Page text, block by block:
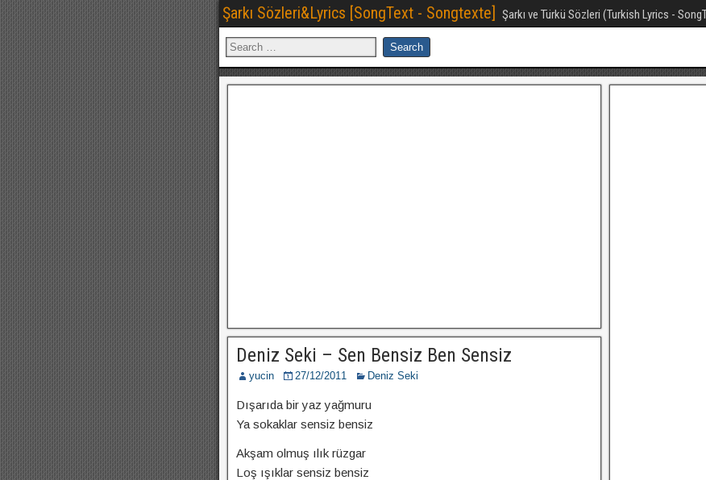
Şarkı Sözleri&Lyrics [SongText - Songtexte] Şarkı ve Türkü Sözleri (Turkish Lyrics -
Deniz Seki – Sen Bensiz Ben Sensiz
yucin 27/12/2011 Deniz Seki
Dışarıda bir yaz yağmuru
Ya sokaklar sensiz bensiz
Akşam olmuş ılık rüzgar
Loş ışıklar sensiz bensiz